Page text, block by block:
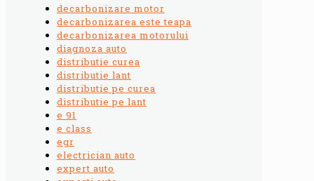
decarbonizare motor
decarbonizarea este teapa
decarbonizarea motorului
diagnoza auto
distributie curea
distributie lant
distributie pe curea
distributie pe lant
e 91
e class
egr
electrician auto
expert auto